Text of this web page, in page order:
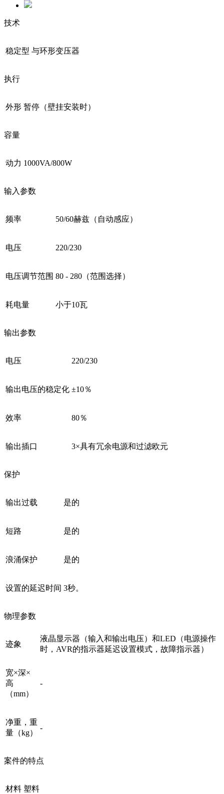
技术
稳定型 与环形变压器
执行
外形 暂停（壁挂安装时）
容量
动力 1000VA/800W
输入参数
频率 50/60赫兹（自动感应）
电压 220/230
电压调节范围 80 - 280（范围选择）
耗电量 小于10瓦
输出参数
电压 220/230
输出电压的稳定化 ±10％
效率 80％
输出插口 3×具有冗余电源和过滤欧元
保护
输出过载 是的
短路 是的
浪涌保护 是的
设置的延迟时间 3秒。
物理参数
迹象
液晶显示器（输入和输出电压）和LED（电源操作
时，AVR的指示器延迟设置模式，故障指示器）
宽×深×
高
（mm）
-
净重，重
量（kg）
-
案件的特点
材料 塑料